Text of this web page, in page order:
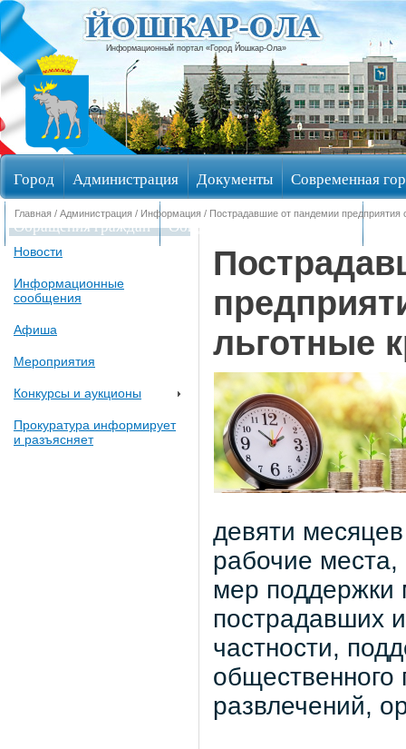
Информационный портал «Город Йошкар-Ола»
Город Администрация Документы Современная
Обращения граждан Общественные обсуждения
Главная / Администрация / Информация / Пострадавшие от пандемии предприятия
Новости
Информационные
сообщения
Афиша
Мероприятия
Конкурсы и аукционы
Прокуратура информирует
и разъясняет
льготные
девяти
рабочие
мер поддержки
пострадавших
частности,
общественного
развлечений,